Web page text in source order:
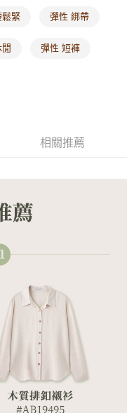
查看運費
鬆緊 彈性 綁帶
彈性 短褲
相關推薦